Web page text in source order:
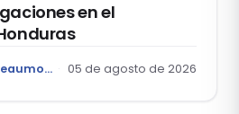
en el
Austin Ricardo Beaumont Rivera 05 de agosto de 2026